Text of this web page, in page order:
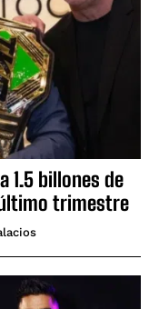
1.5 billones de
trimestre